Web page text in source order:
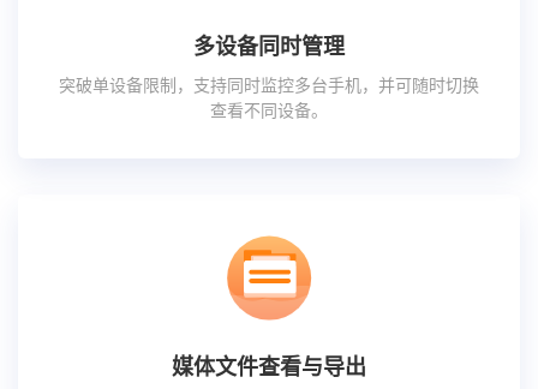
多设备同时管理
突破单设备限制，支持同时监控多台手机，并可随时切换
查看不同设备。
媒体文件查看与导出